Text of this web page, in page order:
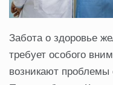
Забота о здоровье
требует особого
возникают